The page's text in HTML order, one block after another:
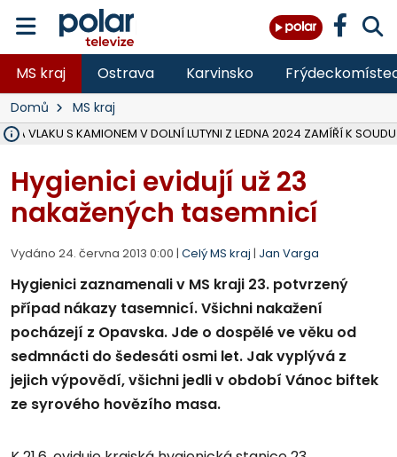
MS kraj Ostrava Karvinsko
Domů MS kraj
VLAKU S KAMIONEM V DOLNÍ LUTYNI Z LEDNA 2024 ZAMÍŘÍ K SOUDU
Hygienici evidují už 23
nakažených tasemnicí
Vydáno 24. června 2013 0:00 | Celý MS kraj | Jan Varga
Hygienici zaznamenali v MS kraji 23. potvrzený
případ nákazy tasemnicí. Všichni nakažení
pocházejí z Opavska. Jde o dospělé ve věku od
sedmnácti do šedesáti osmi let. Jak vyplývá z
jejich výpovědí, všichni jedli v období Vánoc biftek
ze syrového hovězího masa.